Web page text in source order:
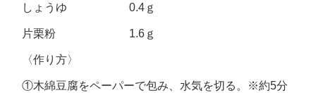
しょうゆ 0.4ｇ
片栗粉 1.6ｇ
〈作り方〉
①木綿豆腐をペーパーで包み、水気を切る。※約5分